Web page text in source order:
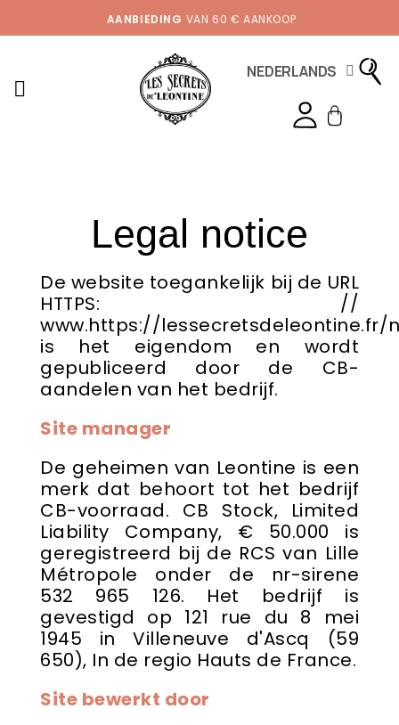
AANBIEDING VAN 60 € AANKOOP
NEDERLANDS
Legal notice
De website toegankelijk bij de URL
HTTPS: //
www.https://lessecretsdeleontine.fr/
is het eigendom en wordt
gepubliceerd door de CB-
aandelen van het bedrijf.
Site manager
De geheimen van Leontine is een
merk dat behoort tot het bedrijf
CB-voorraad. CB Stock, Limited
Liability Company, € 50.000 is
geregistreerd bij de RCS van Lille
Métropole onder de nr-sirene
532 965 126. Het bedrijf is
gevestigd op 121 rue du 8 mei
1945 in Villeneuve d'Ascq (59
650), In de regio Hauts de France.
Site bewerkt door